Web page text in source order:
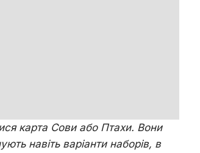
кapтa Coви aбo Птaxи. Boни
нaвіть вapіaнти нaбopів, в